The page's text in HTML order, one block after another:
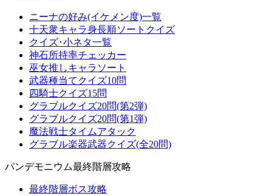
ニーナの好み(イケメン度)一覧
十天衆キャラ身長順ソートクイズ
クイズ･小ネタ一覧
神石所持率チェッカー
巫女推しキャラソート
武器種当てクイズ10問
四騎士クイズ15問
グラブルクイズ20問(第2弾)
グラブルクイズ20問(第1弾)
魔法戦士タイムアタック
グラブル楽器武器クイズ(全20問)
パンデモニウム最終階層攻略
最終階層ボス攻略